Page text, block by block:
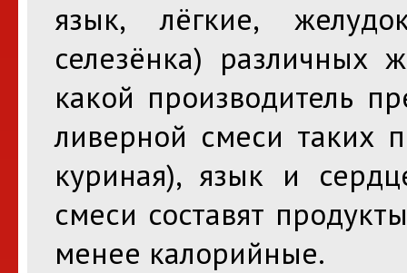
язык, лёгкие,
селезёнка) различных
какой производитель
ливерной смеси таких
куриная), язык и
смеси составят
менее калорийные.